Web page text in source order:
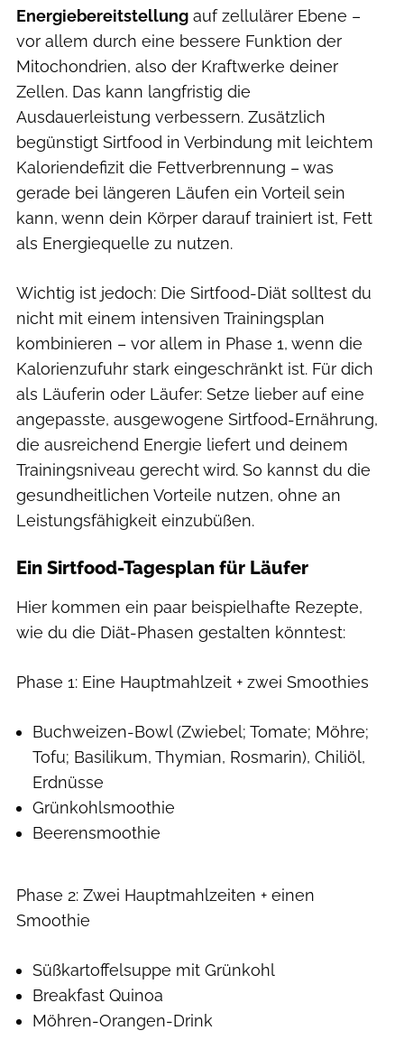
Energiebereitstellung auf zellulärer Ebene –
vor allem durch eine bessere Funktion der
Mitochondrien, also der Kraftwerke deiner
Zellen. Das kann langfristig die
Ausdauerleistung verbessern. Zusätzlich
begünstigt Sirtfood in Verbindung mit leichtem
Kaloriendefizit die Fettverbrennung – was
gerade bei längeren Läufen ein Vorteil sein
kann, wenn dein Körper darauf trainiert ist, Fett
als Energiequelle zu nutzen.
Wichtig ist jedoch: Die Sirtfood-Diät solltest du
nicht mit einem intensiven Trainingsplan
kombinieren – vor allem in Phase 1, wenn die
Kalorienzufuhr stark eingeschränkt ist. Für dich
als Läuferin oder Läufer: Setze lieber auf eine
angepasste, ausgewogene Sirtfood-Ernährung,
die ausreichend Energie liefert und deinem
Trainingsniveau gerecht wird. So kannst du die
gesundheitlichen Vorteile nutzen, ohne an
Leistungsfähigkeit einzubüßen.
Ein Sirtfood-Tagesplan für Läufer
Hier kommen ein paar beispielhafte Rezepte,
wie du die Diät-Phasen gestalten könntest:
Phase 1: Eine Hauptmahlzeit + zwei Smoothies
Buchweizen-Bowl (Zwiebel; Tomate; Möhre;
Tofu; Basilikum, Thymian, Rosmarin), Chiliöl,
Erdnüsse
Grünkohlsmoothie
Beerensmoothie
Phase 2: Zwei Hauptmahlzeiten + einen
Smoothie
Süßkartoffelsuppe mit Grünkohl
Breakfast Quinoa
Möhren-Orangen-Drink